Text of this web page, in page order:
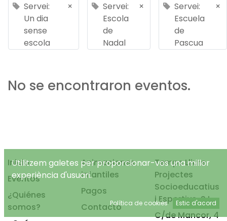
Servei:
Un dia
sense
escola
×
Servei:
Escola
de
Nadal
×
Servei:
Escuela
de
Pascua
×
No se encontraron eventos.
Inicio
Eventos
¿Quiénes
somos?
Animaciones
infantiles
Pagos
Contacto
Temps Lliure
Projectes
Socioeducatius
i Esportius, S.L.
C/de Mancor, 4
Utilitzem galetes per proporcionar-vos una millor
experiència d'usuari.
Política de cookies Estic d'acord